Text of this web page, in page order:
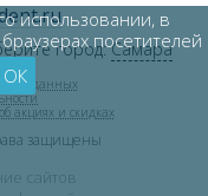
город: Самара
данных
акциях и скидках
защищены
сайтов
использовании, в
посетителей
ОК